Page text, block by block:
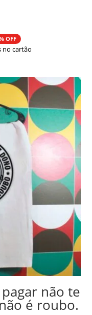
OFF
no cartão
não te
é roubo.